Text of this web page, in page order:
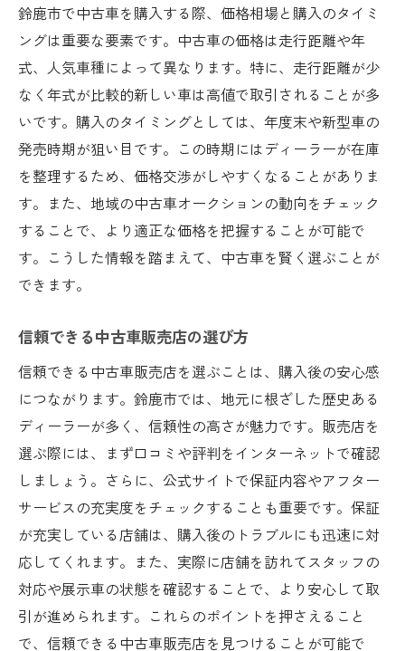
スポーツカー選びで注意すべきポイント
鈴鹿市ならではのカスタムカー事情
中古車選びで知っておくべき鈴鹿市特有の利点
鈴鹿市での中古車市場の強み
地元でのメンテナンスサービスの充実度
地域特有の中古車保証制度
鈴鹿市での中古車購入のメリット
地元ディーラーのサポートを活用する
地域密着型のアフターサービス
地域のライフスタイルに合わせた中古車選びの
家族連れに最適な中古車の選び方
アウトドア愛好者向けの車種選び
通勤に便利なコンパクトカーの選び方
趣味に合わせた車内カスタムのアイデア
ペットと快適に過ごせる車種
ライフスタイルに合わせた車選びのポイン
ト
鈴鹿市で中古車を購入する際、価格相場と購入のタイミ
ングは重要な要素です。中古車の価格は走行距離や年
式、人気車種によって異なります。特に、走行距離が少
なく年式が比較的新しい車は高値で取引されることが多
いです。購入のタイミングとしては、年度末や新型車の
発売時期が狙い目です。この時期にはディーラーが在庫
を整理するため、価格交渉がしやすくなることがありま
す。また、地域の中古車オークションの動向をチェック
することで、より適正な価格を把握することが可能で
す。こうした情報を踏まえて、中古車を賢く選ぶことが
できます。
信頼できる中古車販売店の選び方
信頼できる中古車販売店を選ぶことは、購入後の安心感
につながります。鈴鹿市では、地元に根ざした歴史ある
ディーラーが多く、信頼性の高さが魅力です。販売店を
選ぶ際には、まず口コミや評判をインターネットで確認
しましょう。さらに、公式サイトで保証内容やアフター
サービスの充実度をチェックすることも重要です。保証
が充実している店舗は、購入後のトラブルにも迅速に対
応してくれます。また、実際に店舗を訪れてスタッフの
対応や展示車の状態を確認することで、より安心して取
引が進められます。これらのポイントを押さえること
で、信頼できる中古車販売店を見つけることが可能で